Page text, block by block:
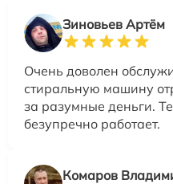
Зиновьев Артём
Очень доволен
стиральную машину
за разумные деньги.
безупречно работает.
Комаров